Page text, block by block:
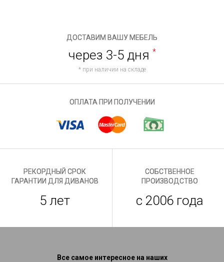
ДОСТАВИМ ВАШУ МЕБЕЛЬ
через 3-5 дня *
* при наличии на складе
ОПЛАТА ПРИ ПОЛУЧЕНИИ
РЕКОРДНЫЙ СРОК
ГАРАНТИИ ДЛЯ ДИВАНОВ
5 лет
СОБСТВЕННОЕ
ПРОИЗВОДСТВО
с 2006 года
Все самое интересное на наших